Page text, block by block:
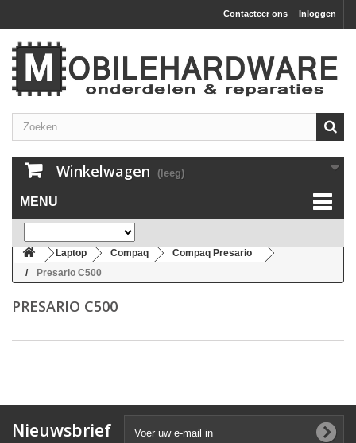
Inloggen
Contacteer ons
Winkelwagen (leeg)
MENU
Laptop Compaq
Compaq Presario
Presario C500
PRESARIO C500
Nieuwsbrief